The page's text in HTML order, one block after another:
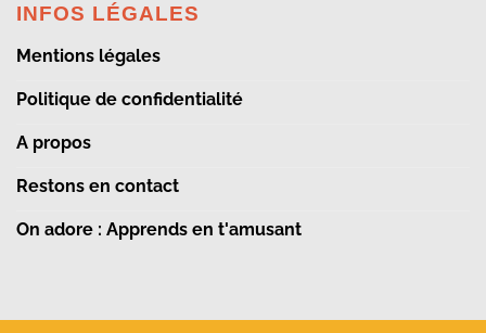
INFOS LÉGALES
Mentions légales
Politique de confidentialité
A propos
Restons en contact
On adore : Apprends en t'amusant